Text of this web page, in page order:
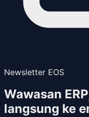
Newsletter EOS
Wawasan
langsung ke